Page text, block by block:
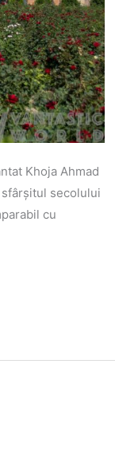
Khoja Ahmad
secolului
cu